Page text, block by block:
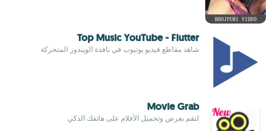
Top Music YouTube - Flutter
شاهد مقاطع فيديو يوتيوب في نافذة الوينذوز المتحركة
Movie Grab
لتقم بعرض وتحميل الأفلام على هاتفك الذكي